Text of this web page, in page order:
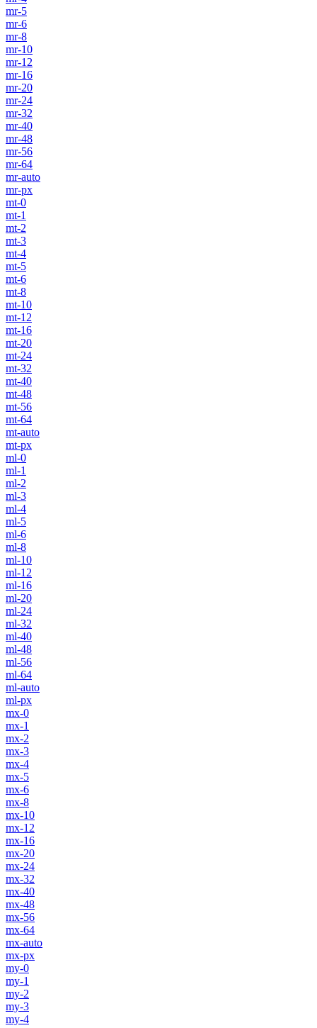
mr-5
mr-6
mr-8
mr-10
mr-12
mr-16
mr-20
mr-24
mr-32
mr-40
mr-48
mr-56
mr-64
mr-auto
mr-px
mt-0
mt-1
mt-2
mt-3
mt-4
mt-5
mt-6
mt-8
mt-10
mt-12
mt-16
mt-20
mt-24
mt-32
mt-40
mt-48
mt-56
mt-64
mt-auto
mt-px
ml-0
ml-1
ml-2
ml-3
ml-4
ml-5
ml-6
ml-8
ml-10
ml-12
ml-16
ml-20
ml-24
ml-32
ml-40
ml-48
ml-56
ml-64
ml-auto
ml-px
mx-0
mx-1
mx-2
mx-3
mx-4
mx-5
mx-6
mx-8
mx-10
mx-12
mx-16
mx-20
mx-24
mx-32
mx-40
mx-48
mx-56
mx-64
mx-auto
mx-px
my-0
my-1
my-2
my-3
my-4